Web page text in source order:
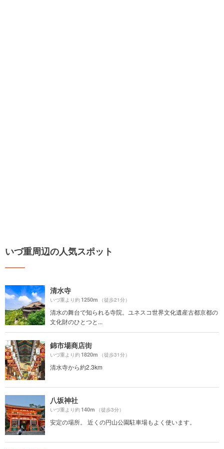
いづ重周辺の人気スポット
清水寺
いづ重より約1250m （徒歩21分）
清水の舞台で知られる寺院。ユネスコ世界文化遺産古都京都の
文化財のひとつと...
錦市場商店街
いづ重より約1820m （徒歩31分）
清水寺から約2.3km
八坂神社
いづ重より約140m （徒歩3分）
安定の場所。 近くの円山公園駐車場もよく使います。